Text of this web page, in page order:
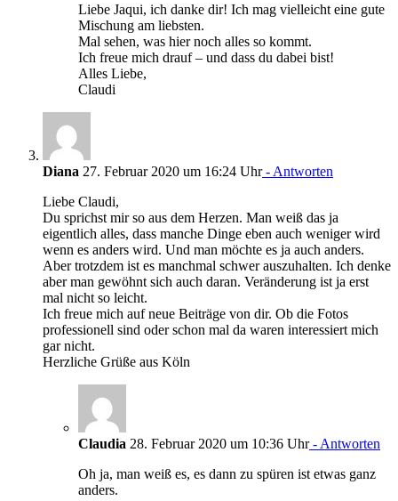
Liebe Jaqui, ich danke dir! Ich mag vielleicht eine gute
Mischung am liebsten.
Mal sehen, was hier noch alles so kommt.
Ich freue mich drauf – und dass du dabei bist!
Alles Liebe,
Claudi
Diana 27. Februar 2020 um 16:24 Uhr- Antworten
Liebe Claudi,
Du sprichst mir so aus dem Herzen. Man weiß das ja
eigentlich alles, dass manche Dinge eben auch weniger wird
wenn es anders wird. Und man möchte es ja auch anders.
Aber trotzdem ist es manchmal schwer auszuhalten. Ich denke
aber man gewöhnt sich auch daran. Veränderung ist ja erst
mal nicht so leicht.
Ich freue mich auf neue Beiträge von dir. Ob die Fotos
professionell sind oder schon mal da waren interessiert mich
gar nicht.
Herzliche Grüße aus Köln
Claudia 28. Februar 2020 um 10:36 Uhr- Antworten
Oh ja, man weiß es, es dann zu spüren ist etwas ganz
anders.